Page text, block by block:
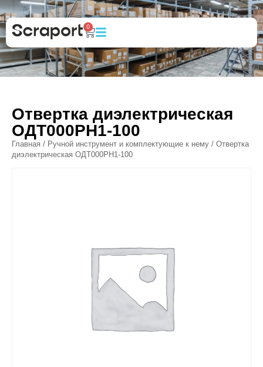
0
Отвертка диэлектрическая
ОДТ000PH1-100
Главная / Ручной инструмент и комплектующие к нему / Отвертка
диэлектрическая ОДТ000PH1-100